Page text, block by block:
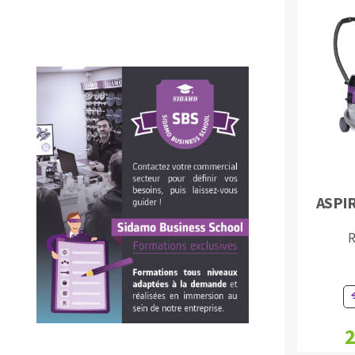
Fraises scies
Rubans
Fraise HSS
Forets métaux